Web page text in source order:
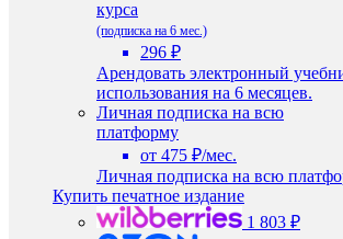
курса
(подписка на 6 мес.)
296 ₽
Арендовать электронный
использования на 6 месяцев.
Личная подписка на всю
платформу
от 475 ₽/мес.
Личная подписка на всю
Купить печатное издание
1 803 ₽